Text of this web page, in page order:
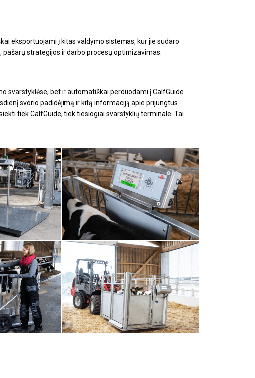
eksportuojami į kitas valdymo sistemas, kur jie sudaro
strategijos ir darbo procesų optimizavimas.
svarstyklėse, bet ir automatiškai perduodami į CalfGuide
svorio padidėjimą ir kitą informaciją apie prijungtus
tiek CalfGuide, tiek tiesiogiai svarstyklių terminale. Tai